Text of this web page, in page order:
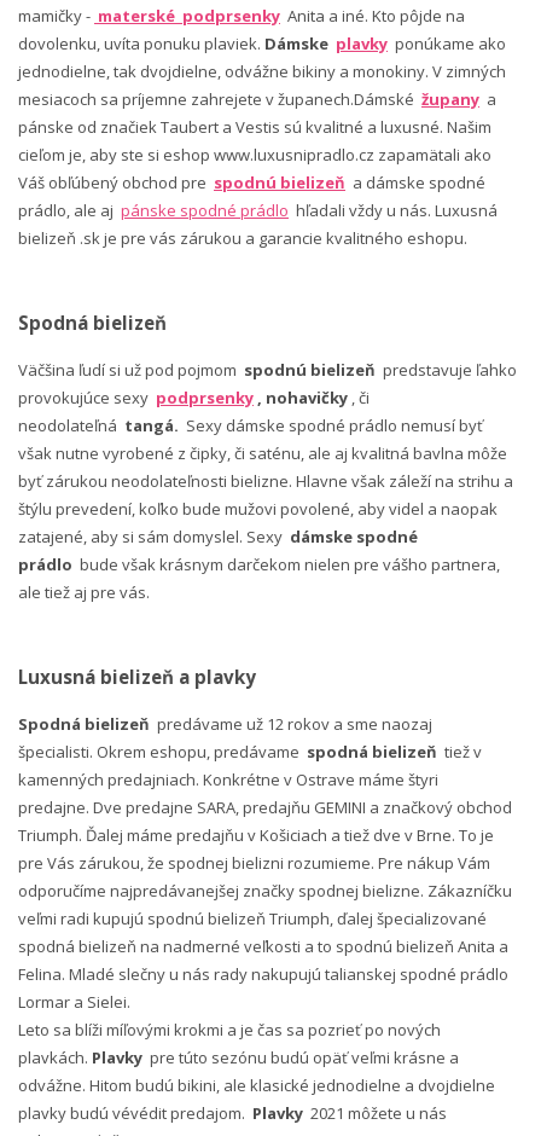
mamičky - materské podprsenky Anita a iné. Kto pôjde na
dovolenku, uvíta ponuku plaviek. Dámske plavky ponúkame ako
jednodielne, tak dvojdielne, odvážne bikiny a monokiny. V zimných
mesiacoch sa príjemne zahrejete v županech.Dámské župany a
pánske od značiek Taubert a Vestis sú kvalitné a luxusné. Našim
cieľom je, aby ste si eshop www.luxusnipradlo.cz zapamätali ako
Váš obľúbený obchod pre spodnú bielizeň a dámske spodné
prádlo, ale aj pánske spodné prádlo hľadali vždy u nás. Luxusná
bielizeň .sk je pre vás zárukou a garancie kvalitného eshopu.
Spodná bielizeň
Väčšina ľudí si už pod pojmom spodnú bielizeň predstavuje ľahko
provokujúce sexy podprsenky , nohavičky , či
neodolateľná tangá. Sexy dámske spodné prádlo nemusí byť
však nutne vyrobené z čipky, či saténu, ale aj kvalitná bavlna môže
byť zárukou neodolateľnosti bielizne. Hlavne však záleží na strihu a
štýlu prevedení, koľko bude mužovi povolené, aby videl a naopak
zatajené, aby si sám domyslel. Sexy dámske spodné
prádlo bude však krásnym darčekom nielen pre vášho partnera,
ale tiež aj pre vás.
Luxusná bielizeň a plavky
Spodná bielizeň predávame už 12 rokov a sme naozaj
špecialisti. Okrem eshopu, predávame spodná bielizeň tiež v
kamenných predajniach. Konkrétne v Ostrave máme štyri
predajne. Dve predajne SARA, predajňu GEMINI a značkový obchod
Triumph. Ďalej máme predajňu v Košiciach a tiež dve v Brne. To je
pre Vás zárukou, že spodnej bielizni rozumieme. Pre nákup Vám
odporučíme najpredávanejšej značky spodnej bielizne. Zákazníčku
veľmi radi kupujú spodnú bielizeň Triumph, ďalej špecializované
spodná bielizeň na nadmerné veľkosti a to spodnú bielizeň Anita a
Felina. Mladé slečny u nás rady nakupujú talianskej spodné prádlo
Lormar a Sielei.
Leto sa blíži míľovými krokmi a je čas sa pozrieť po nových
plavkách. Plavky pre túto sezónu budú opäť veľmi krásne a
odvážne. Hitom budú bikini, ale klasické jednodielne a dvojdielne
plavky budú vévédit predajom. Plavky 2021 môžete u nás